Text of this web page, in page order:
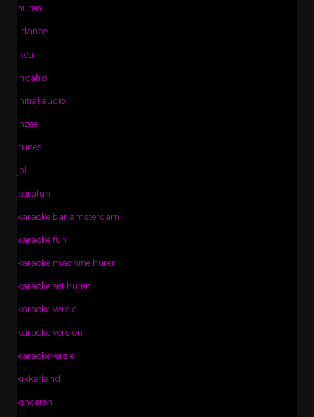
huren
i dance
ikea
incatro
initial audio
inzee
itunes
jbl
karafun
karaoke bar amsterdam
karaoke fun
karaoke machine huren
karaoke set huren
karaoke versie
karaoke version
karaokeversie
kikkerland
kinderen